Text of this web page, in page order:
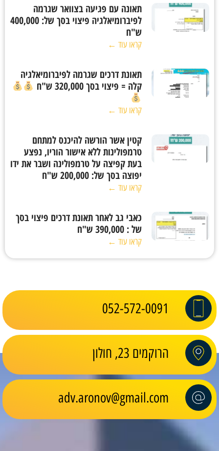
תאונה עם פגיעה בצוואר שגרמה
לפיברומיאלגיה פיצוי בסך של: 400,000
ש"ח
קראו עוד ←
תאונת דרכים שגרמה לפיברומיאלגיה
קלה = פיצוי בסך 320,000 ש"ח
קראו עוד ←
קטין אשר הורשה להיכנס למתחם
טרמפולינות ללא אישור הוריו, נפצע
בעת קפיצה על טרמפולינה ושבר את ידו
יפוצה בסך של: 200,000 ש"ח
קראו עוד ←
כאבי גב לאחר תאונת דרכים פיצוי בסך
של : 390,000 ש"ח
קראו עוד ←
052-572-0091
הרוקמים 23, חולון
adv.aronov@gmail.com